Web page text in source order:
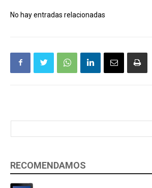
No hay entradas relacionadas
RECOMENDAMOS